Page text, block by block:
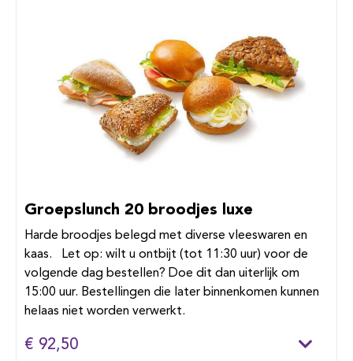
Groepslunch 20 broodjes luxe
Harde broodjes belegd met diverse vleeswaren en
kaas. Let op: wilt u ontbijt (tot 11:30 uur) voor de
volgende dag bestellen? Doe dit dan uiterlijk om
15:00 uur. Bestellingen die later binnenkomen kunnen
helaas niet worden verwerkt.
€ 92,50